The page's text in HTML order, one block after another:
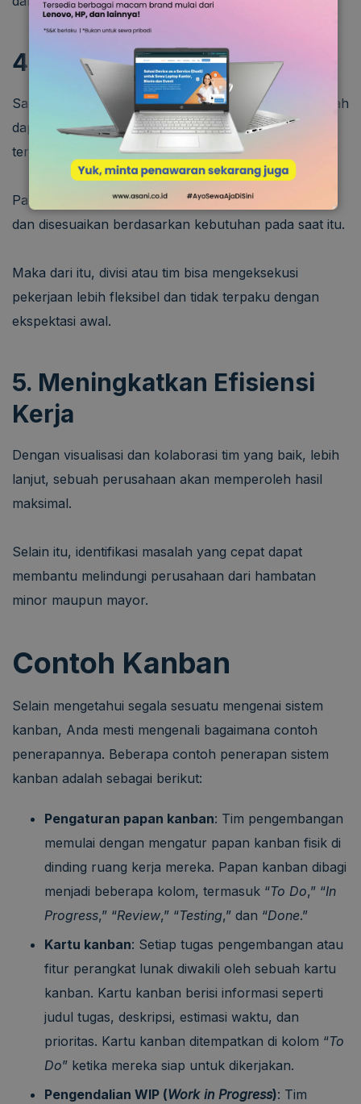
4. Fleksibel dan Adaptif
Salah satu keuntungan lain dari metode kanban adalah
dapat menyesuaikan perubahan-perubahan yang
terjadi pada perusahaan.
Papan kanban yang fleksibel bisa kapan saja diubah
dan disesuaikan berdasarkan kebutuhan pada saat itu.
Maka dari itu, divisi atau tim bisa mengeksekusi
pekerjaan lebih fleksibel dan tidak terpaku dengan
ekspektasi awal.
5. Meningkatkan Efisiensi
Kerja
Dengan visualisasi dan kolaborasi tim yang baik, lebih
lanjut, sebuah perusahaan akan memperoleh hasil
maksimal.
Selain itu, identifikasi masalah yang cepat dapat
membantu melindungi perusahaan dari hambatan
minor maupun mayor.
Contoh Kanban
Selain mengetahui segala sesuatu mengenai sistem
kanban, Anda mesti mengenali bagaimana contoh
penerapannya. Beberapa contoh penerapan sistem
kanban adalah sebagai berikut:
Pengaturan papan kanban: Tim pengembangan
memulai dengan mengatur papan kanban fisik di
dinding ruang kerja mereka. Papan kanban dibagi
menjadi beberapa kolom, termasuk “To Do,” “In
Progress,” “Review,” “Testing,” dan “Done.”
Kartu kanban: Setiap tugas pengembangan atau
fitur perangkat lunak diwakili oleh sebuah kartu
kanban. Kartu kanban berisi informasi seperti
judul tugas, deskripsi, estimasi waktu, dan
prioritas. Kartu kanban ditempatkan di kolom “To
Do” ketika mereka siap untuk dikerjakan.
Pengendalian WIP (Work in Progress): Tim